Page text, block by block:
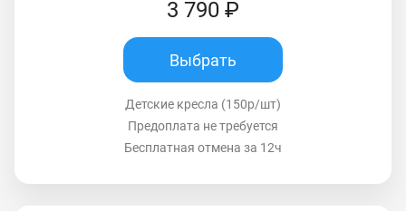
3 790 ₽
Выбрать
Детские кресла (150р/шт)
Предоплата не требуется
Бесплатная отмена за 12ч